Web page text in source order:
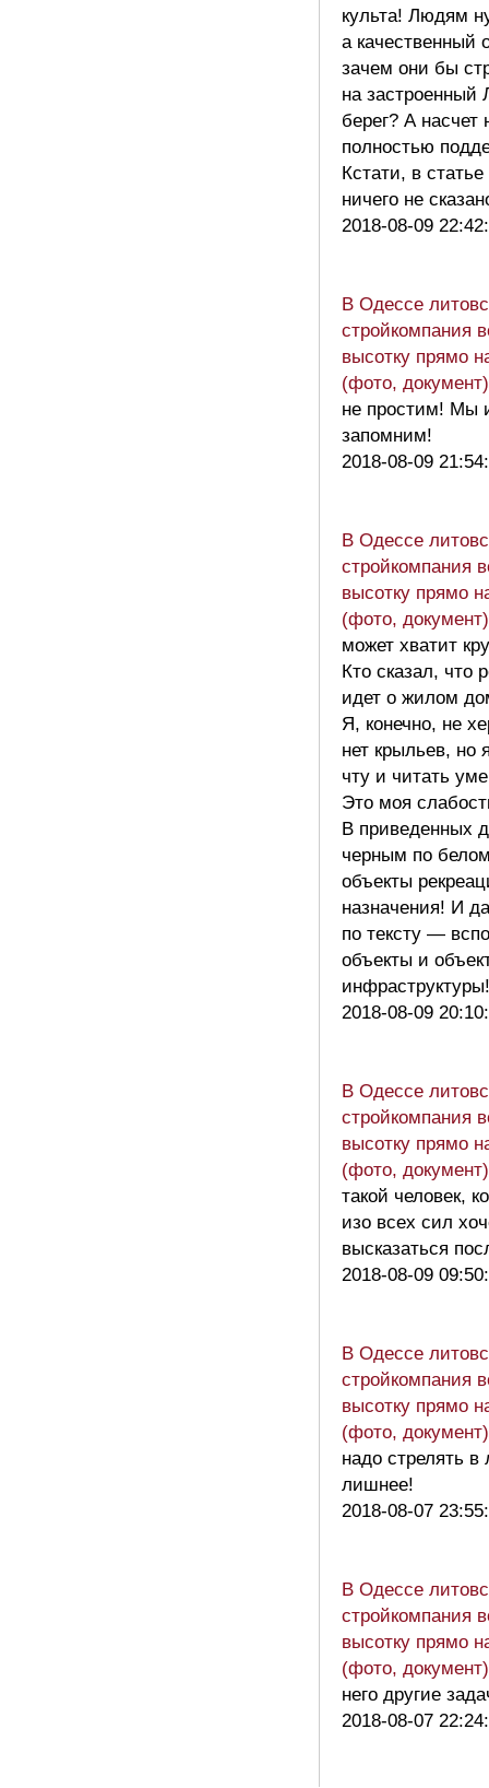
культа! Людям
а качественный
зачем они бы
на застроенный
берег? А насчет
полностью
Кстати, в
ничего не
2018-08-09
В Одессе
стройкомпания
высотку прямо
(фото, документ)
не простим! Мы
запомним!
2018-08-09
В Одессе
стройкомпания
высотку прямо
(фото, документ)
может хватит
Кто сказал, что
идет о жилом
Я, конечно, не
нет крыльев, но
чту и читать
Это моя
В приведенных
черным по
объекты
назначения! И
по тексту —
объекты и
2018-08-09
В Одессе
стройкомпания
высотку прямо
(фото, документ)
такой человек,
изо всех сил
высказаться
2018-08-09
В Одессе
стройкомпания
высотку прямо
(фото, документ)
надо стрелять в
лишнее!
2018-08-07
В Одессе
стройкомпания
высотку прямо
(фото, документ)
него другие
2018-08-07